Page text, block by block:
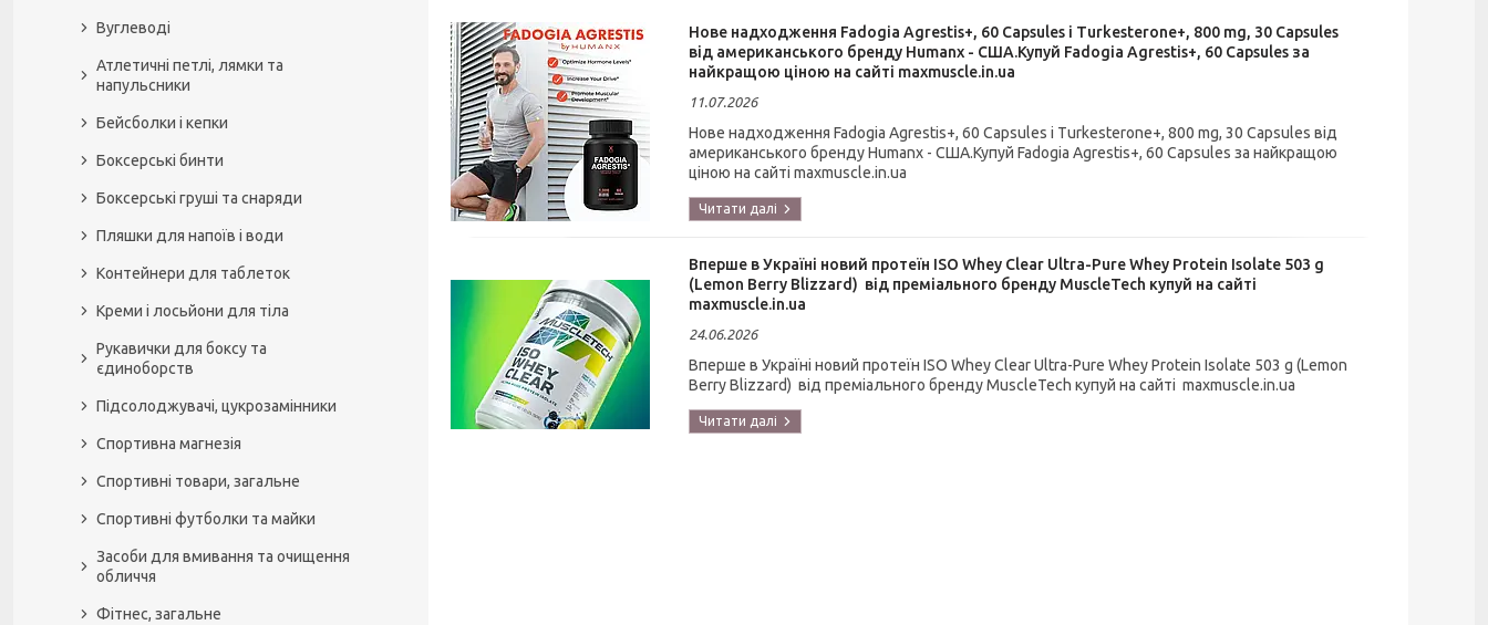
Нове надходження Fadogia Agrestis+, 60 Capsules і Turkesterone+, 800 mg, 30 Capsules
від американського бренду Humanx - США.Купуй Fadogia Agrestis+, 60 Capsules за
найкращою ціною на сайті maxmuscle.in.ua
11.07.2026
Нове надходження Fadogia Agrestis+, 60 Capsules і Turkesterone+, 800 mg, 30 Capsules від
американського бренду Humanx - США.Купуй Fadogia Agrestis+, 60 Capsules за найкращою
ціною на сайті maxmuscle.in.ua
Вперше в Україні новий протеїн ISO Whey Clear Ultra-Pure Whey Protein Isolate 503 g
(Lemon Berry Blizzard) від преміального бренду MuscleTech купуй на сайті
maxmuscle.in.ua
24.06.2026
Вперше в Україні новий протеїн ISO Whey Clear Ultra-Pure Whey Protein Isolate 503 g (Lemon
Berry Blizzard) від преміального бренду MuscleTech купуй на сайті maxmuscle.in.ua
Вуглеводі
Атлетичні петлі, лямки та
напульсники
Бейсболки і кепки
Боксерські бинти
Боксерські груші та снаряди
Пляшки для напоїв і води
Контейнери для таблеток
Креми і лосьйони для тіла
Рукавички для боксу та
єдиноборств
Підсолоджувачі, цукрозамінники
Спортивна магнезія
Спортивні товари, загальне
Спортивні футболки та майки
Засоби для вмивання та очищення
обличчя
Фітнес, загальне